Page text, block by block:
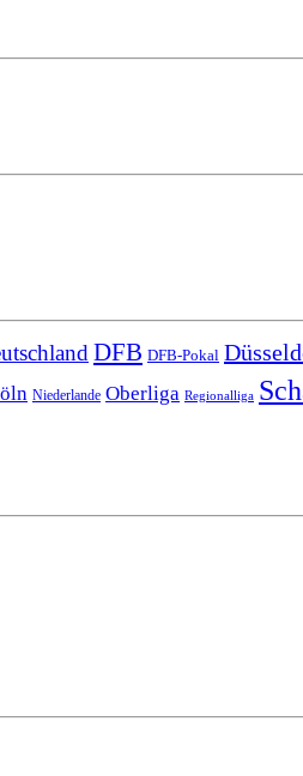
DFB DFB-Pokal
Niederlande Oberliga Regionalliga